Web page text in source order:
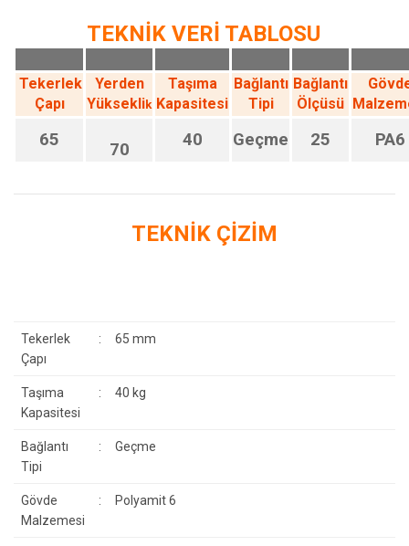
TEKNİK VERİ TABLOSU
Tekerlek
Çapı
Yerden
Yükseklik
Taşıma
Kapasitesi
Bağlantı
Tipi
Bağlantı
Ölçüsü
65 70 40 Geçme 25 PA6
TEKNİK ÇİZİM
Tekerlek
Çapı
: 65 mm
Taşıma
Kapasitesi
: 40 kg
Bağlantı
Tipi
: Geçme
Gövde
Malzemesi
: Polyamit 6